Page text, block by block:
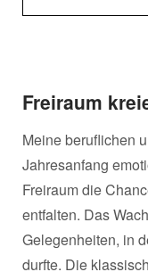
Freiraum
Meine beruflichen
Jahresanfang
Freiraum die
entfalten. Das
Gelegenheiten, in
durfte. Die